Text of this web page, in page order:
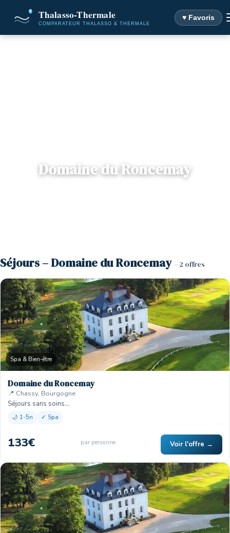
♥ Favoris
Domaine du Roncemay
Séjours – Domaine du Roncemay – 2 offres
Spa & Bien-être
Domaine du Roncemay
📍 Chassy, Bourgogne
Séjours sans soins…
🌙 1-5n ✓ Spa
133€ par personne Voir l'offre →